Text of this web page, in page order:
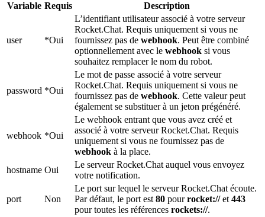
Variable Requis Description
user *Oui
L’identifiant utilisateur associé à votre serveur
Rocket.Chat. Requis uniquement si vous ne
fournissez pas de webhook. Peut être combiné
optionnellement avec le webhook si vous
souhaitez remplacer le nom du robot.
password *Oui
Le mot de passe associé à votre serveur
Rocket.Chat. Requis uniquement si vous ne
fournissez pas de webhook. Cette valeur peut
également se substituer à un jeton prégénéré.
webhook *Oui
Le webhook entrant que vous avez créé et
associé à votre serveur Rocket.Chat. Requis
uniquement si vous ne fournissez pas de
webhook à la place.
hostname Oui
Le serveur Rocket.Chat auquel vous envoyez
votre notification.
port Non
Le port sur lequel le serveur Rocket.Chat écoute.
Par défaut, le port est 80 pourrocket://et 443
pour toutes les références rockets://.